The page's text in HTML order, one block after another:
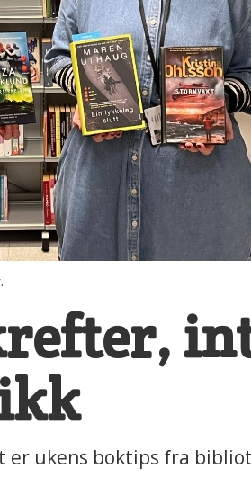
er ukens boktips fra